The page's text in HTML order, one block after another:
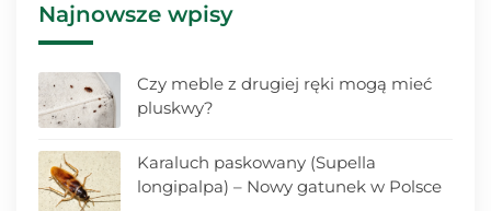
Najnowsze wpisy
Czy meble z drugiej ręki mogą mieć
pluskwy?
Karaluch paskowany (Supella
longipalpa) – Nowy gatunek w Polsce